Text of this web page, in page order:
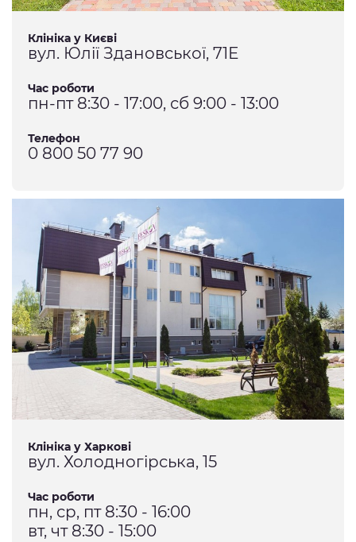
Клініка у Києві
вул. Юлії Здановської, 71Е
Час роботи
пн-пт 8:30 - 17:00, сб 9:00 - 13:00
Телефон
0 800 50 77 90
Клініка у Харкові
вул. Холодногірська, 15
Час роботи
пн, ср, пт 8:30 - 16:00
вт, чт 8:30 - 15:00